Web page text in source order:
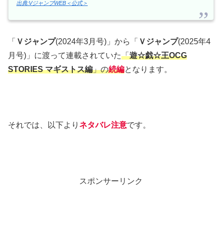
出典:VジャンプWEB＜公式＞
「 Ｖジャンプ(2024年3月号)」から「 Ｖジャンプ(2025年4
月号)」に渡って連載されていた「遊☆戯☆王OCG
STORIES マギストス編」の続編となります。
それでは、以下より ネタバレ注意です。
スポンサーリンク